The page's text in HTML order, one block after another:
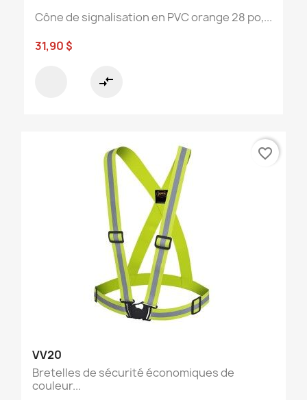
Cône de signalisation en PVC orange 28 po,...
31,90 $
compare_arrows
VV20
Bretelles de sécurité économiques de
couleur...
favorite_border